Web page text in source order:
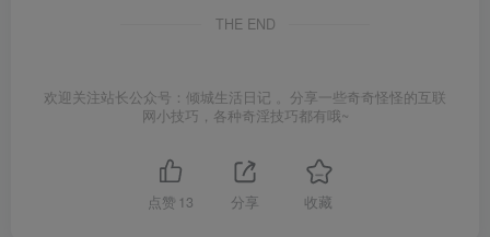
THE END
欢迎关注站长公众号：倾城生活日记 。分享一些奇奇怪怪的互联
网小技巧，各种奇淫技巧都有哦~
点赞 13 分享 收藏